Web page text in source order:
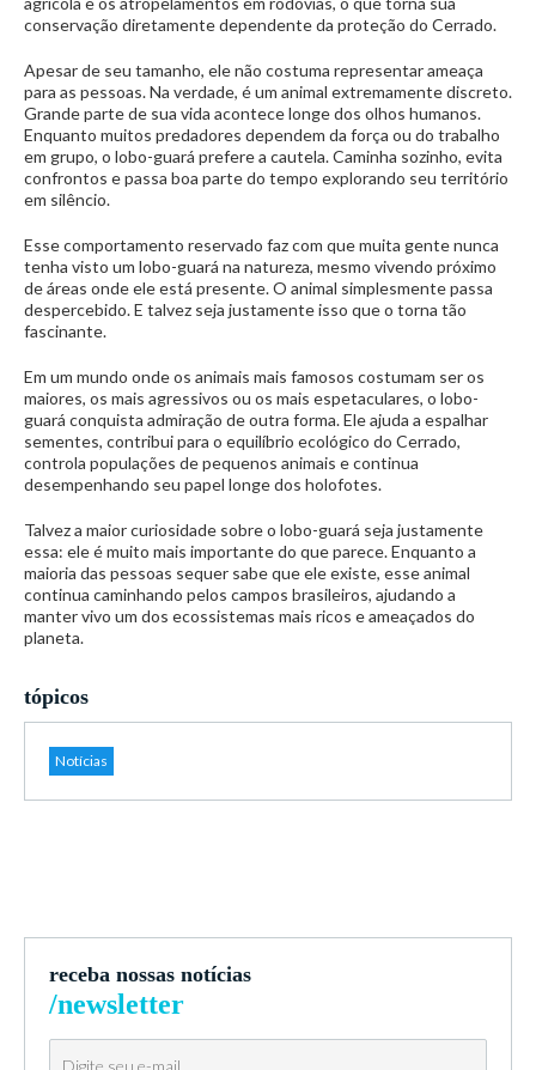
conservação diretamente dependente da proteção do Cerrado.
Apesar de seu tamanho, ele não costuma representar ameaça
para as pessoas. Na verdade, é um animal extremamente discreto.
Grande parte de sua vida acontece longe dos olhos humanos.
Enquanto muitos predadores dependem da força ou do trabalho
em grupo, o lobo-guará prefere a cautela. Caminha sozinho, evita
confrontos e passa boa parte do tempo explorando seu território
em silêncio.
Esse comportamento reservado faz com que muita gente nunca
tenha visto um lobo-guará na natureza, mesmo vivendo próximo
de áreas onde ele está presente. O animal simplesmente passa
despercebido. E talvez seja justamente isso que o torna tão
fascinante.
Em um mundo onde os animais mais famosos costumam ser os
maiores, os mais agressivos ou os mais espetaculares, o lobo-
guará conquista admiração de outra forma. Ele ajuda a espalhar
sementes, contribui para o equilíbrio ecológico do Cerrado,
controla populações de pequenos animais e continua
desempenhando seu papel longe dos holofotes.
Talvez a maior curiosidade sobre o lobo-guará seja justamente
essa: ele é muito mais importante do que parece. Enquanto a
maioria das pessoas sequer sabe que ele existe, esse animal
continua caminhando pelos campos brasileiros, ajudando a
manter vivo um dos ecossistemas mais ricos e ameaçados do
planeta.
tópicos
Notícias
receba nossas notícias
/newsletter